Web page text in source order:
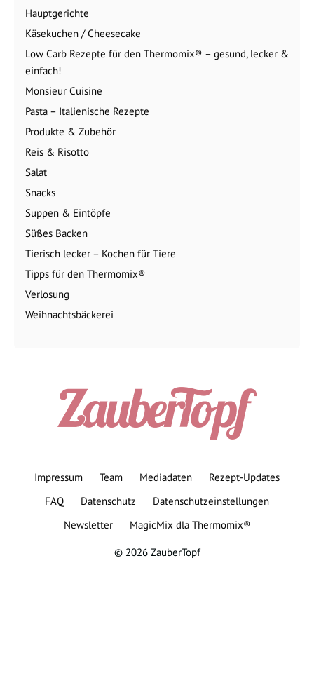
Hauptgerichte
Käsekuchen / Cheesecake
Low Carb Rezepte für den Thermomix® – gesund, lecker &
einfach!
Monsieur Cuisine
Pasta – Italienische Rezepte
Produkte & Zubehör
Reis & Risotto
Salat
Snacks
Suppen & Eintöpfe
Süßes Backen
Tierisch lecker – Kochen für Tiere
Tipps für den Thermomix®
Verlosung
Weihnachtsbäckerei
Impressum Team Mediadaten
Rezept-Updates
FAQ
Datenschutz
Datenschutzeinstellungen
Newsletter
MagicMix dla Thermomix®
© 2026 ZauberTopf